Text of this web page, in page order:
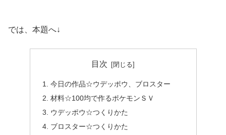
では、本題へ↓
目次
今日の作品☆ウデッポウ、ブロスター
材料☆100均で作るポケモンＳＶ
ウデッポウ☆つくりかた
ブロスター☆つくりかた